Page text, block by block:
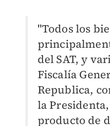
"Todos los
del SAT, y
Fiscalía
Republica,
la
producto de